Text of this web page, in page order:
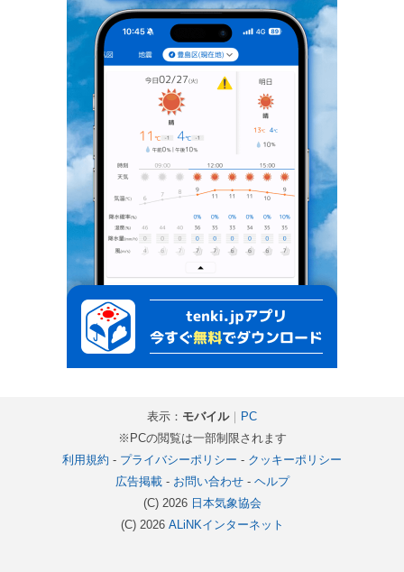
表示： モバイル｜
PC
※PCの閲覧は一部制限されます
利用規約 - プライバシーポリシー - クッキーポリシー
広告掲載- お問い合わせ- ヘルプ
(C) 2026 日本気象協会
(C) 2026 ALiNKインターネット